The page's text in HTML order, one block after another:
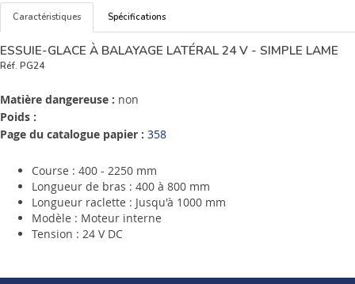
Caractéristiques Spécifications
ESSUIE-GLACE À BALAYAGE LATÉRAL 24 V - SIMPLE LAME
Réf. PG24
Matière dangereuse : non
Poids :
Page du catalogue papier : 358
Course : 400 - 2250 mm
Longueur de bras : 400 à 800 mm
Longueur raclette : Jusqu'à 1000 mm
Modèle : Moteur interne
Tension : 24 V DC